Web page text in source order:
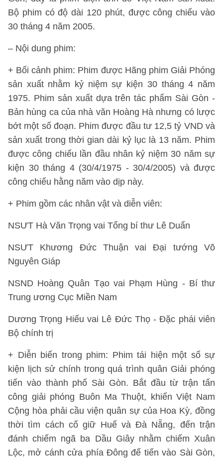
Bộ phim có độ dài 120 phút, được công chiếu vào
30 tháng 4 năm 2005.
– Nội dung phim:
+ Bối cảnh phim: Phim được Hãng phim Giải Phóng
sản xuất nhằm kỷ niệm sự kiện 30 tháng 4 năm
1975. Phim sản xuất dựa trên tác phẩm Sài Gòn -
Bản hùng ca của nhà văn Hoàng Hà nhưng có lược
bớt một số đoạn. Phim được đầu tư 12,5 tỷ VND và
sản xuất trong thời gian dài kỷ lục là 13 năm. Phim
được công chiếu lần đầu nhân kỷ niệm 30 năm sự
kiện 30 tháng 4 (30/4/1975 - 30/4/2005) và được
công chiếu hằng năm vào dịp này.
+ Phim gồm các nhân vật và diễn viên:
NSƯT Hà Văn Trọng vai Tổng bí thư Lê Duẩn
NSƯT Khương Đức Thuận vai Đại tướng Võ
Nguyên Giáp
NSND Hoàng Quân Tạo vai Phạm Hùng - Bí thư
Trung ương Cục Miền Nam
Dương Trọng Hiếu vai Lê Đức Thọ - Đặc phái viên
Bộ chính trị
+ Diễn biến trong phim: Phim tái hiện một số sự
kiện lịch sử chính trong quá trình quân Giải phóng
tiến vào thành phố Sài Gòn. Bắt đầu từ trận tấn
công giải phóng Buôn Ma Thuột, khiến Việt Nam
Cộng hòa phải cầu viện quân sự của Hoa Kỳ, đồng
thời tìm cách cố giữ Huế và Đà Nẵng, đến trận
đánh chiếm ngã ba Dầu Giây nhằm chiếm Xuân
Lộc, mở cánh cửa phía Đông để tiến vào Sài Gòn,